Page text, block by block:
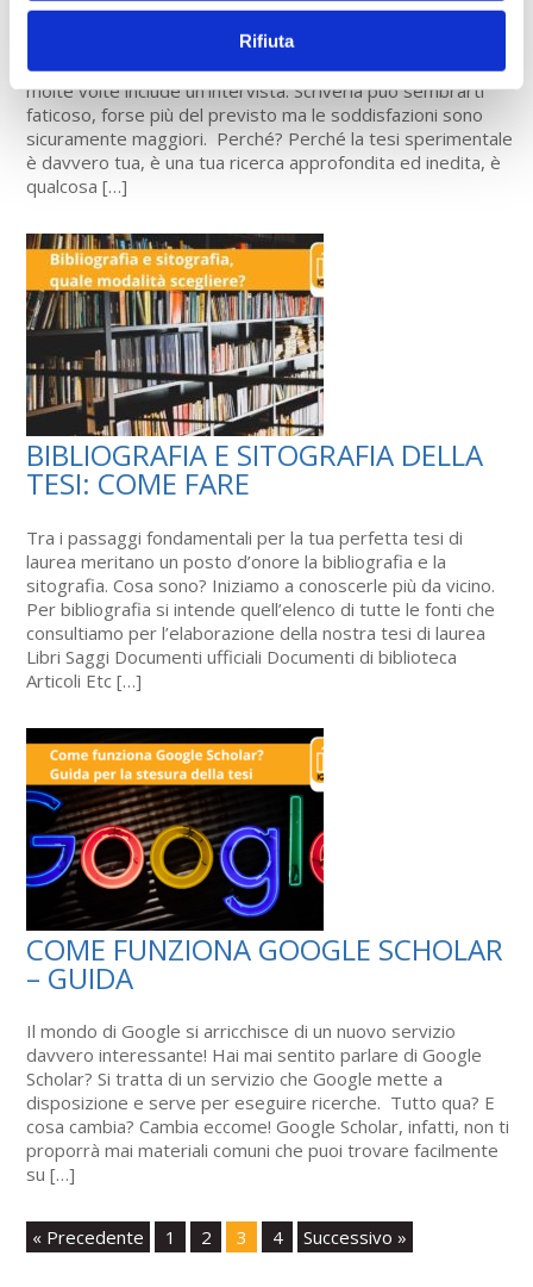
Rifiuta
La tesi di laurea cambia in base alla tipologia di lavoro che
intendi presentare. Ad esempio, la tesi sperimentale che
molte volte include un’intervista. Scriverla può sembrarti
faticoso, forse più del previsto ma le soddisfazioni sono
sicuramente maggiori. Perché? Perché la tesi sperimentale
è davvero tua, è una tua ricerca approfondita ed inedita, è
qualcosa […]
BIBLIOGRAFIA E SITOGRAFIA DELLA
TESI: COME FARE
Tra i passaggi fondamentali per la tua perfetta tesi di
laurea meritano un posto d’onore la bibliografia e la
sitografia. Cosa sono? Iniziamo a conoscerle più da vicino.
Per bibliografia si intende quell’elenco di tutte le fonti che
consultiamo per l’elaborazione della nostra tesi di laurea
Libri Saggi Documenti ufficiali Documenti di biblioteca
Articoli Etc […]
COME FUNZIONA GOOGLE SCHOLAR
– GUIDA
Il mondo di Google si arricchisce di un nuovo servizio
davvero interessante! Hai mai sentito parlare di Google
Scholar? Si tratta di un servizio che Google mette a
disposizione e serve per eseguire ricerche. Tutto qua? E
cosa cambia? Cambia eccome! Google Scholar, infatti, non ti
proporrà mai materiali comuni che puoi trovare facilmente
su […]
« Precedente 1 2 3 4 Successivo »